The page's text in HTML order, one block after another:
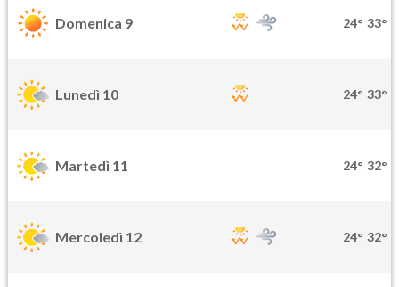
Domenica 9 24° 33°
Lunedì 10 24° 33°
Martedì 11 24° 32°
Mercoledì 12 24° 32°